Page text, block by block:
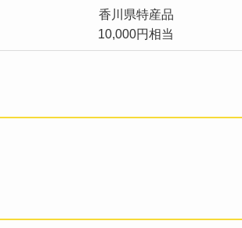
香川県特産品
10,000円相当